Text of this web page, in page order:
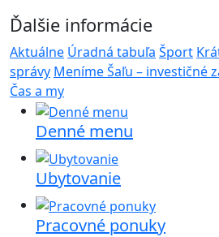
Ďalšie informácie
Aktuálne Úradná tabuľa Šport
správy Meníme Šaľu – investičné
Čas a my
Denné menu
Ubytovanie
Pracovné ponuky